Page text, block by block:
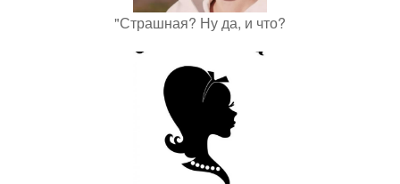
"Страшная? Ну да, и что?